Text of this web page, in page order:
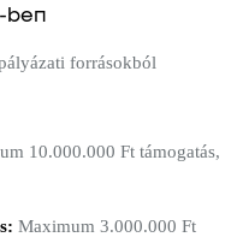
ben
forrásokból
10.000.000 Ft támogatás,
Maximum 3.000.000 Ft